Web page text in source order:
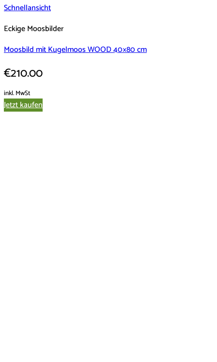
Schnellansicht
Eckige Moosbilder
Moosbild mit Kugelmoos WOOD 40×80 cm
€210.00
inkl. MwSt
Jetzt kaufen